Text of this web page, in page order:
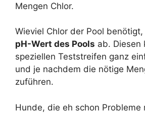
Mengen Chlor.
Wieviel Chlor der Pool
pH-Wert des Pools ab. Diesen
speziellen Teststreifen ganz
und je nachdem die nötige
zuführen.
Hunde, die eh schon Probleme